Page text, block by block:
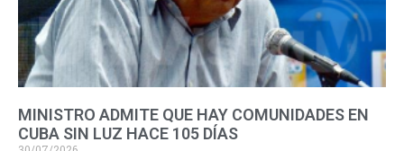
MINISTRO ADMITE QUE HAY COMUNIDADES EN
CUBA SIN LUZ HACE 105 DÍAS